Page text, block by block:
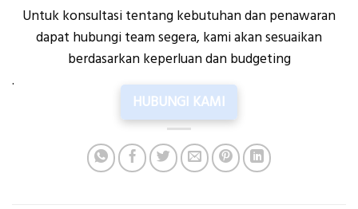
Untuk konsultasi tentang kebutuhan dan penawaran
dapat hubungi team segera, kami akan sesuaikan
berdasarkan keperluan dan budgeting
.
HUBUNGI KAMI